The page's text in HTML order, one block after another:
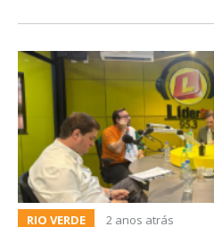
RIO VERDE 2 anos atrás